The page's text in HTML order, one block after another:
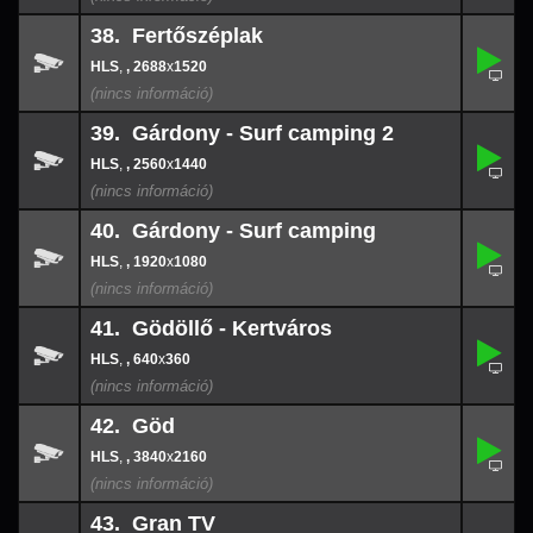
38.
38. Fertőszéplak
, , 2688x1520
,
2688x
39.
39. Gárdony - Surf camping 2
, , 2560x1440
,
2560x
40.
40. Gárdony - Surf camping
, , 1920x1080
,
1920x
41.
41. Gödöllő - Kertváros
, , 640x360
,
640x360
42.
42. Göd
, , 3840x2160
,
3840x
43. Gran TV